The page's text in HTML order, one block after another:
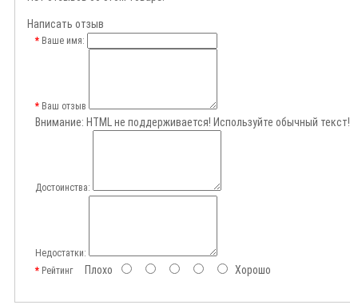
Написать отзыв
Ваше имя:
Ваш отзыв
Внимание: HTML не поддерживается! Используйте обычный текст!
Достоинства:
Недостатки:
РейтингПлохо Хорошо